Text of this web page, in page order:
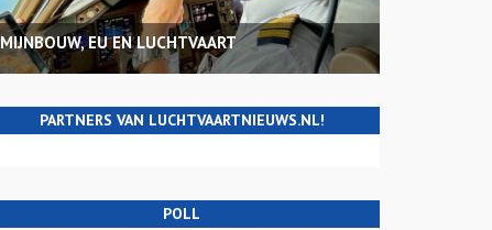
MIJNBOUW, EU EN LUCHTVAART
PARTNERS VAN LUCHTVAARTNIEUWS.NL!
POLL